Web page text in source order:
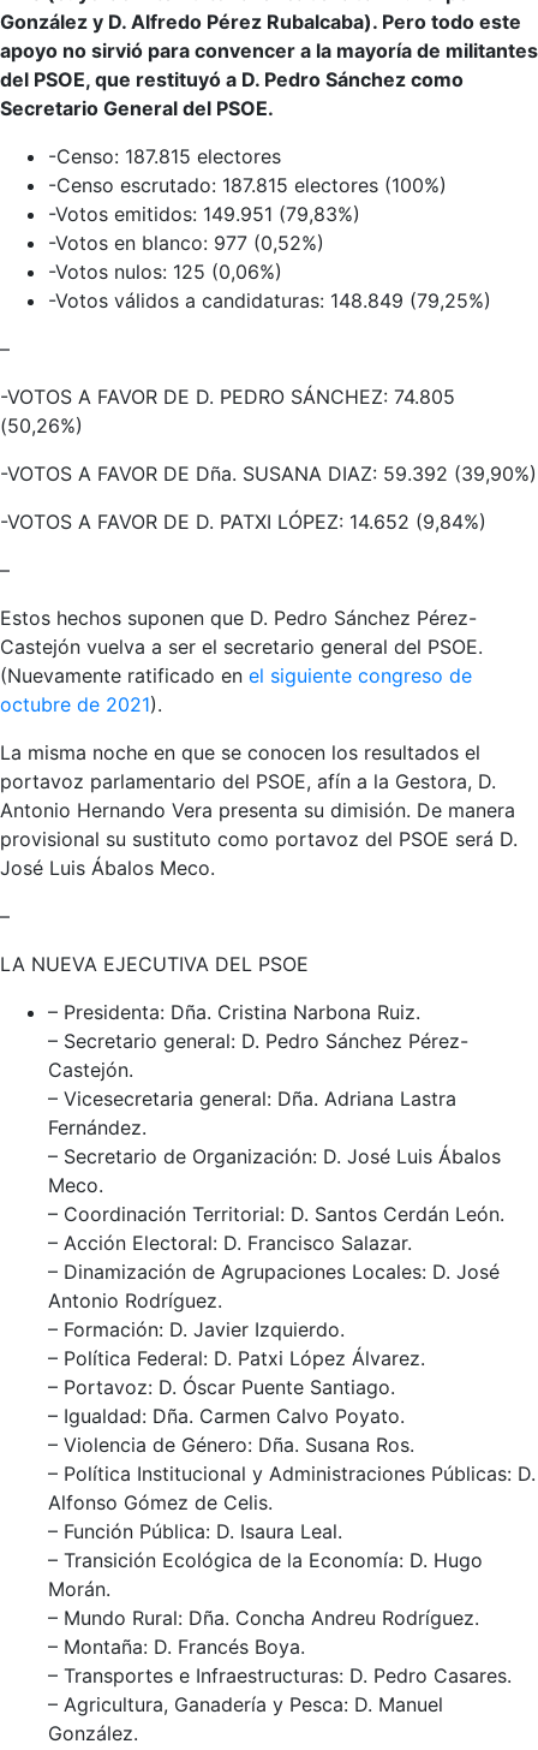
González y D. Alfredo Pérez Rubalcaba). Pero todo este
apoyo no sirvió para convencer a la mayoría de militantes
del PSOE, que restituyó a D. Pedro Sánchez como
Secretario General del PSOE.
-Censo: 187.815 electores
-Censo escrutado: 187.815 electores (100%)
-Votos emitidos: 149.951 (79,83%)
-Votos en blanco: 977 (0,52%)
-Votos nulos: 125 (0,06%)
-Votos válidos a candidaturas: 148.849 (79,25%)
–
-VOTOS A FAVOR DE D. PEDRO SÁNCHEZ: 74.805
(50,26%)
-VOTOS A FAVOR DE Dña. SUSANA DIAZ: 59.392 (39,90%)
-VOTOS A FAVOR DE D. PATXI LÓPEZ: 14.652 (9,84%)
–
Estos hechos suponen que D. Pedro Sánchez Pérez-
Castejón vuelva a ser el secretario general del PSOE.
(Nuevamente ratificado en el siguiente congreso de
octubre de 2021).
La misma noche en que se conocen los resultados el
portavoz parlamentario del PSOE, afín a la Gestora, D.
Antonio Hernando Vera presenta su dimisión. De manera
provisional su sustituto como portavoz del PSOE será D.
José Luis Ábalos Meco.
–
LA NUEVA EJECUTIVA DEL PSOE
– Presidenta: Dña. Cristina Narbona Ruiz.
– Secretario general: D. Pedro Sánchez Pérez-
Castejón.
– Vicesecretaria general: Dña. Adriana Lastra
Fernández.
– Secretario de Organización: D. José Luis Ábalos
Meco.
– Coordinación Territorial: D. Santos Cerdán León.
– Acción Electoral: D. Francisco Salazar.
– Dinamización de Agrupaciones Locales: D. José
Antonio Rodríguez.
– Formación: D. Javier Izquierdo.
– Política Federal: D. Patxi López Álvarez.
– Portavoz: D. Óscar Puente Santiago.
– Igualdad: Dña. Carmen Calvo Poyato.
– Violencia de Género: Dña. Susana Ros.
– Política Institucional y Administraciones Públicas: D.
Alfonso Gómez de Celis.
– Función Pública: D. Isaura Leal.
– Transición Ecológica de la Economía: D. Hugo
Morán.
– Mundo Rural: Dña. Concha Andreu Rodríguez.
– Montaña: D. Francés Boya.
– Transportes e Infraestructuras: D. Pedro Casares.
– Agricultura, Ganadería y Pesca: D. Manuel
González.